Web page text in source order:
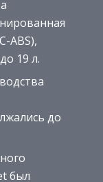
ABS),
19 л.
до
был